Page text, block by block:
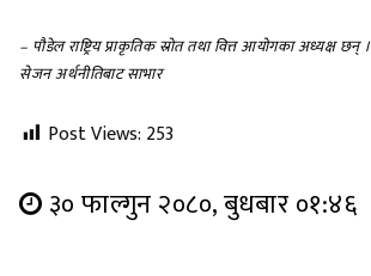
– पौडेल राष्ट्रिय प्राकृतिक स्रोत तथा वित्त आयोगका अध्यक्ष छन् ।
सेजन अर्थनीतिबाट साभार
Post Views: 253
३० फाल्गुन २०८०, बुधबार ०१:४६